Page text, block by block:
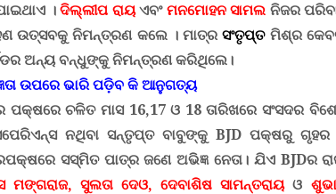
।ଦିଲ୍ଲୀପ ରାୟଏବଂ ମନମୋହନ ସାମଲ ନିଜର
ଉତ୍ସବକୁ ନିମନ୍ତ୍ରଣ କଲେ ।ମାତ୍ରସଂତୃପ୍ତମିଶ୍ର
ଅନ୍ୟ ବନ୍ଧୁଙ୍କୁ ନିମନ୍ତ୍ରଣ କରିଥିଲେ ।
ଉପରେ ଭାରି ପଡ଼ିବ କି ଆନୁଗତ୍ୟ
ପକ୍ଷରେ ଚଳିତ ମାସ 16,17 ଓ 18 ତାରିଖରେ ସଂସଦର
ନଥିବା ସନ୍ତୃପ୍ତ ବାବୁଙ୍କୁBJD ପକ୍ଷରୁ ଗୃହର
ସସ୍ମିତ ପାତ୍ର ଜଣେ ଅଭିଜ୍ଞ ନେତା। ଯିଏ BJDର
ମଙ୍ଗରାଜ, ସୁଲତା ଦେଓ, ଦେବାଶିଷ ସାମନ୍ତରାୟଓ